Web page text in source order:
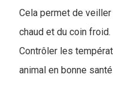
Cela permet de
chaud et du coin froid.
Contrôler les
animal en bonne